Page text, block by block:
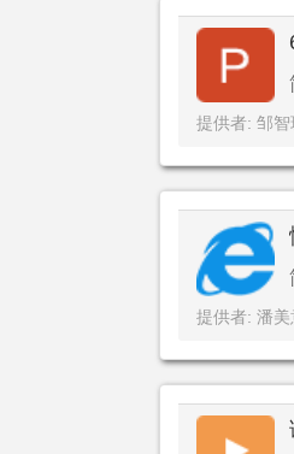
提供者: 邹智
提供者: 潘美